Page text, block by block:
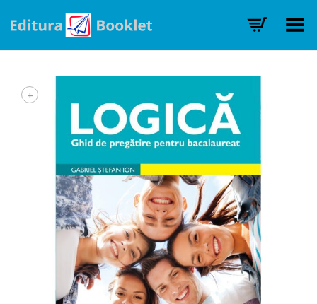
Toggle Menu
+